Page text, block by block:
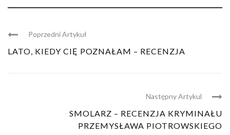
Poprzedni Artykuł
LATO, KIEDY CIĘ POZNAŁAM – RECENZJA
Następny Artykul
SMOLARZ – RECENZJA KRYMINAŁU
PRZEMYSŁAWA PIOTROWSKIEGO